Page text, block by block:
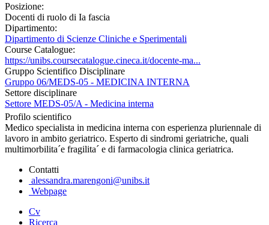
Posizione:
Docenti di ruolo di Ia fascia
Dipartimento:
Dipartimento di Scienze Cliniche e Sperimentali
Course Catalogue:
https://unibs.coursecatalogue.cineca.it/docente-ma...
Gruppo Scientifico Disciplinare
Gruppo 06/MEDS-05 - MEDICINA INTERNA
Settore disciplinare
Settore MEDS-05/A - Medicina interna
Profilo scientifico
Medico specialista in medicina interna con esperienza pluriennale di
lavoro in ambito geriatrico. Esperto di sindromi geriatriche, quali
multimorbilita´e fragilita´ e di farmacologia clinica geriatrica.
Contatti
alessandra.marengoni@unibs.it
Webpage
Cv
Ricerca